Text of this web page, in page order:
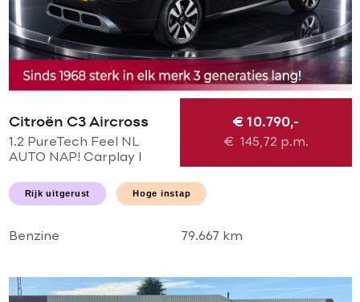
Citroën C3 Aircross
1.2 PureTech Feel NL
AUTO NAP! Carplay l
ECC l CRUISE l
TREKHAAK l
€ 10.790,-
€ 145,72 p.m.
Rijk uitgerust Hoge instap
Benzine 79.667 km